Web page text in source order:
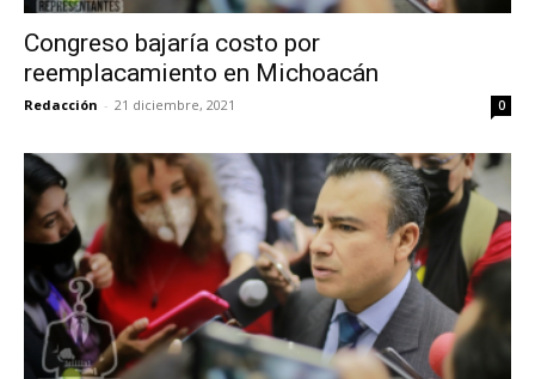
Congreso bajaría costo por
reemplacamiento en Michoacán
Redacción - 21 diciembre, 2021 0